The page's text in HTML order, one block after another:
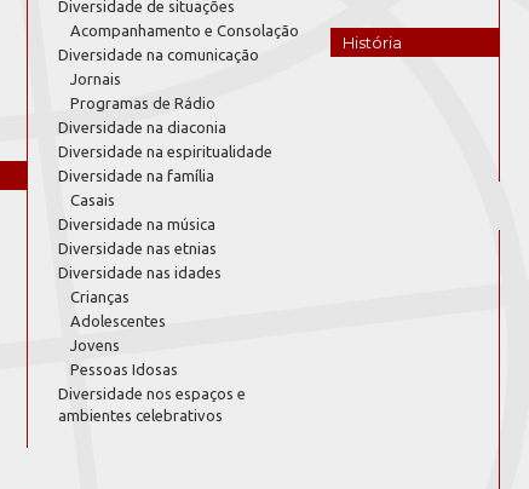
Diversidade de situações
Acompanhamento e Consolação
Diversidade na comunicação
Jornais
Programas de Rádio
Diversidade na diaconia
Diversidade na espiritualidade
Diversidade na família
Casais
Diversidade na música
Diversidade nas etnias
Diversidade nas idades
Crianças
Adolescentes
Jovens
Pessoas Idosas
Diversidade nos espaços e
ambientes celebrativos
História